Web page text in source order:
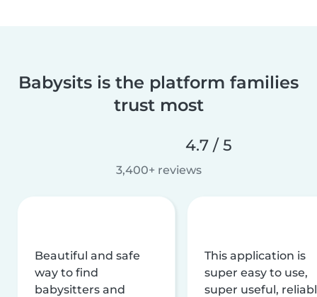
Babysits is the platform families
trust most
4.7 / 5
3,400+ reviews
Beautiful and safe
way to find
babysitters and
This application is
super easy to use,
super useful,